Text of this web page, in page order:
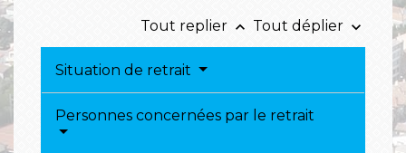
Tout replier keyboard_arrow_up Tout déplier keyboard_arrow_down
Situation de retrait
Personnes concernées par le retrait